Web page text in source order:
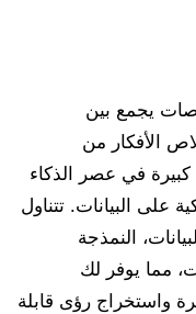
يجمع بين
الأفكار من
كبيرة في عصر الذكاء
على البيانات. تتناول
النمذجة
مما يوفر لك
واستخراج رؤى قابلة